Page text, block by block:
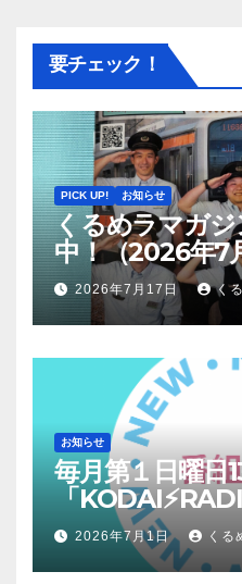
要チェック！
PICK UP! お知らせ
くるめラマガ
中！（2026年7
2026年7月17日 く
お知らせ
毎月第１日曜日
「
2026年7月1日 くる